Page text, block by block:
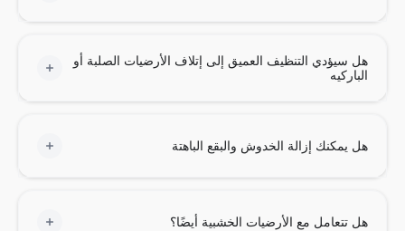
التنظيف العميق إلى إتلاف الأرضيات الصلبة أو
إزالة الخدوش والبقع الباهتة
مع الأرضيات الخشبية أيضًا؟